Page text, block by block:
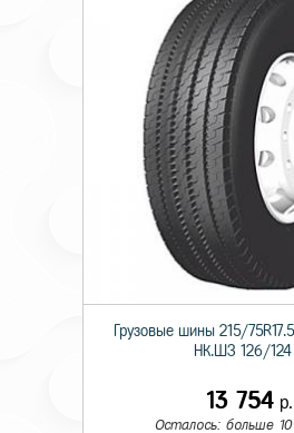
Грузовые шины 215/
НК.ШЗ 126/124
13 754 р.
Осталось: больше